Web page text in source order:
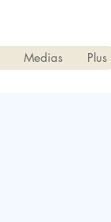
Medias Plus